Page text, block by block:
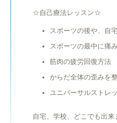
☆自己療法レッスン☆
スポーツの後や、自
スポーツの最中に痛
筋肉の疲労回復方法
からだ全体の歪みを
ユニバーサルストレ
自宅、学校、どこでも出